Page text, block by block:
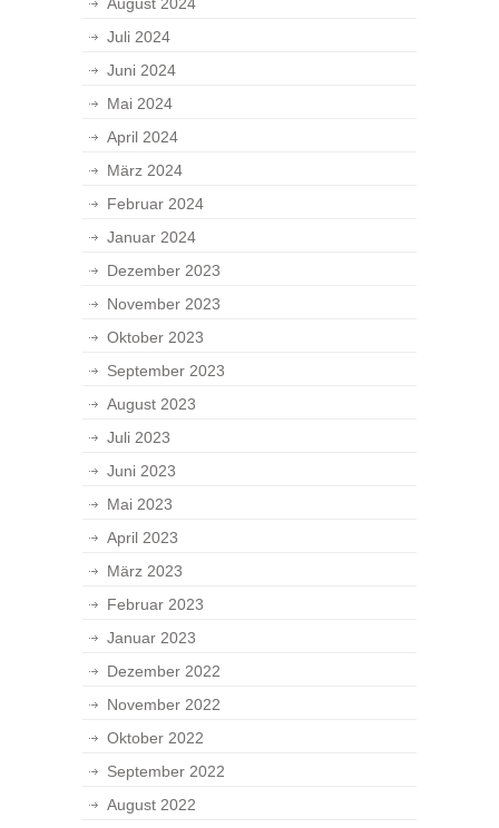
Juli 2024
Juni 2024
Mai 2024
April 2024
März 2024
Februar 2024
Januar 2024
Dezember 2023
November 2023
Oktober 2023
September 2023
August 2023
Juli 2023
Juni 2023
Mai 2023
April 2023
März 2023
Februar 2023
Januar 2023
Dezember 2022
November 2022
Oktober 2022
September 2022
August 2022